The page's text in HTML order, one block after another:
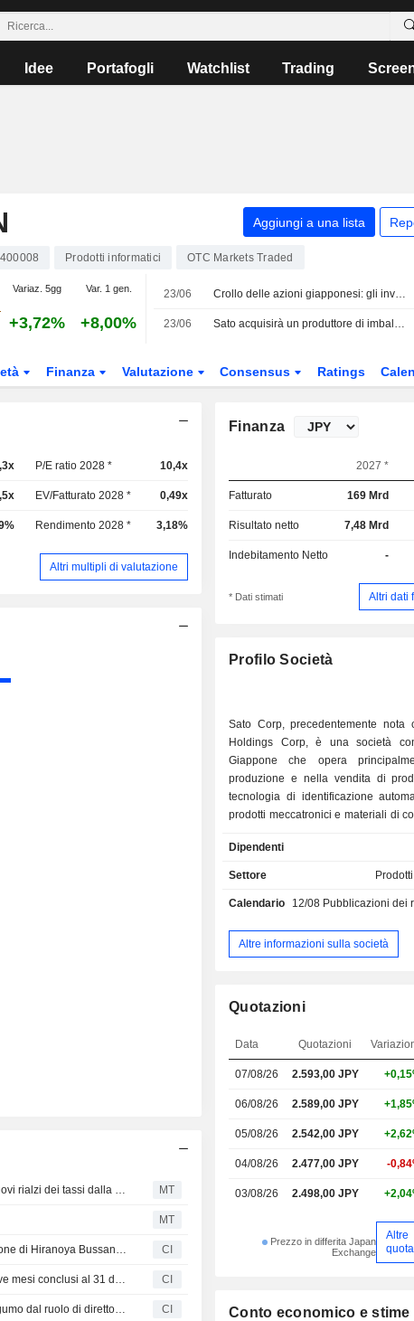
Idee Portafogli Watchlist Trading
Aggiungi a una lista
Prodotti informatici OTC Markets Traded
Variaz. 5gg Var. 1 gen.
+3,72% +8,00%
23/06 Crollo delle azioni giapponesi: gli investitori temono nuovi rialzi dei tassi dalla Federal Reserve
23/06 Sato acquisirà un produttore di imballaggi flessibili
Finanza Valutazione Consensus Ratings
P/E ratio 2028 * 10,4x
EV/Fatturato 2028 * 0,49x
Rendimento 2028 * 3,18%
Altri multipli di valutazione
Crollo delle azioni giapponesi: gli investitori temono nuovi rialzi dei tassi dalla Federal Reserve MT
MT
Sato Corporation (TSE:6287) ha completato l'acquisizione di Hiranoya Bussan Co.,Ltd. CI
Sato Corporation comunica i risultati finanziari per i nove mesi conclusi al 31 dicembre 2025 CI
Sato Corporation annuncia le dimissioni di Hiroshi Nagumo dal ruolo di direttore esterno, efficaci dal 31 marzo 2026 CI
Finanza
2027 *
Fatturato 169 Mrd
Risultato netto 7,48 Mrd
Indebitamento Netto -
* Dati stimati Altri dati
Profilo Società
Sato Corp, precedentemente nota
Holdings Corp, è una società
Giappone che opera
produzione e nella vendita di
tecnologia di identificazione
prodotti meccatronici e materiali di
Soluzioni di identificazione
Giappone si occupa
gruppo, della gestione, del prestito di
meccatronici e di forniture,
produzione e della vendita di prodotti
radiofrequenza (RFID). Il segmento
principalmente della produzione e
di prodotti meccatronici e di
etichette RFID all'estero. Si
Dipendenti
Settore
Calendario 12/08 Pubblicazioni dei
Altre informazioni sulla società
Quotazioni
Data Quotazioni
07/08/26 2.593,00 JPY
06/08/26 2.589,00 JPY
05/08/26 2.542,00 JPY
04/08/26 2.477,00 JPY -
03/08/26 2.498,00 JPY
Prezzo in differita Japan
Exchange
Altre
Conto economico e stime